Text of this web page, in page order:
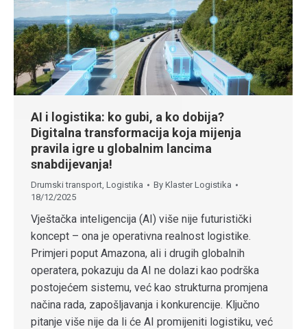
AI i logistika: ko gubi, a ko dobija?
Digitalna transformacija koja mijenja
pravila igre u globalnim lancima
snabdijevanja!
Drumski transport Logistika By Klaster Logistika
18/12/2025
Vještačka inteligencija (AI) više nije futuristički
koncept – ona je operativna realnost logistike.
Primjeri poput Amazona, ali i drugih globalnih
operatera, pokazuju da AI ne dolazi kao podrška
postojećem sistemu, već kao strukturna promjena
načina rada, zapošljavanja i konkurencije. Ključno
pitanje više nije da li će AI promijeniti logistiku, već